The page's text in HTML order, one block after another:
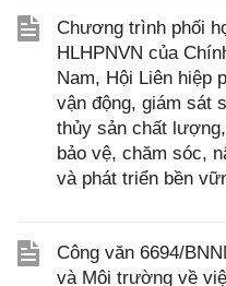
Chương trình phối
HLHPNVN của
Nam, Hội Liên hiệp
vận động, giám sát
thủy sản chất
bảo vệ, chăm sóc,
và phát triển bền
Công văn 6694/
và Môi trường về